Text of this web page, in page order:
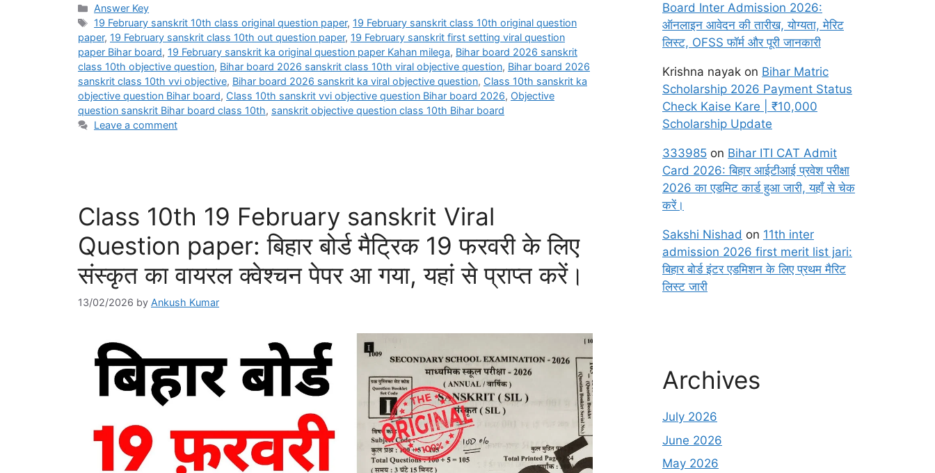
Categories
Answer Key
Tags
19 February sanskrit 10th class original question paper, 19 February sanskrit class 10th original question
paper, 19 February sanskrit class 10th out question paper, 19 February sanskrit first setting viral question
paper Bihar board, 19 February sanskrit ka original question paper Kahan milega, Bihar board 2026 sanskrit
class 10th objective question, Bihar board 2026 sanskrit class 10th viral objective question, Bihar board 2026
sanskrit class 10th vvi objective, Bihar board 2026 sanskrit ka viral objective question, Class 10th sanskrit ka
objective question Bihar board, Class 10th sanskrit vvi objective question Bihar board 2026, Objective
question sanskrit Bihar board class 10th, sanskrit objective question class 10th Bihar board
Leave a comment
Class 10th 19 February sanskrit Viral
Question paper: बिहार बोर्ड मैट्रिक 19 फरवरी के लिए
संस्कृत का वायरल क्वेश्चन पेपर आ गया, यहां से प्राप्त करें।
13/02/2026 by Ankush Kumar
Board Inter Admission 2026:
ऑनलाइन आवेदन की तारीख, योग्यता, मेरिट
लिस्ट, OFSS फॉर्म और पूरी जानकारी
Krishna nayak on Bihar Matric
Scholarship 2026 Payment Status
Check Kaise Kare | ₹10,000
Scholarship Update
333985 on Bihar ITI CAT Admit
Card 2026: बिहार आईटीआई प्रवेश परीक्षा
2026 का एडमिट कार्ड हुआ जारी, यहाँ से चेक
करें।
Sakshi Nishad on 11th inter
admission 2026 first merit list jari:
बिहार बोर्ड इंटर एडमिशन के लिए प्रथम मैरिट
लिस्ट जारी
Archives
July 2026
June 2026
May 2026